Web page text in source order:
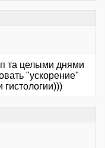
та целыми днями
"ускорение"
гистологии)))